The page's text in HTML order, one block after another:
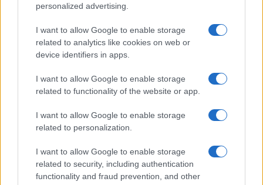
personalized advertising.
I want to allow Google to enable storage
related to analytics like cookies on web or
device identifiers in apps.
I want to allow Google to enable storage
related to functionality of the website or app.
I want to allow Google to enable storage
related to personalization.
I want to allow Google to enable storage
related to security, including authentication
functionality and fraud prevention, and other
Quante volte si deve dare da mangiare ai pesci guppy?